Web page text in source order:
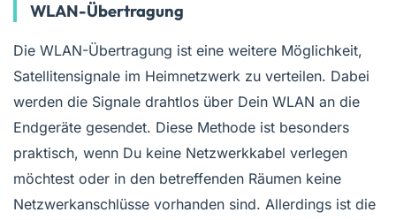
WLAN-Übertragung
Die WLAN-Übertragung ist eine weitere Möglichkeit,
Satellitensignale im Heimnetzwerk zu verteilen. Dabei
werden die Signale drahtlos über Dein WLAN an die
Endgeräte gesendet. Diese Methode ist besonders
praktisch, wenn Du keine Netzwerkkabel verlegen
möchtest oder in den betreffenden Räumen keine
Netzwerkanschlüsse vorhanden sind. Allerdings ist die